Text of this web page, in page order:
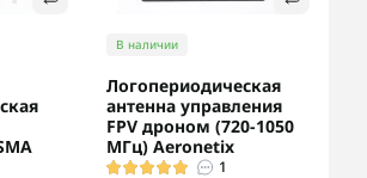
В наличии
Логопериодическая
антенна управления
FPV дроном (720-1050
МГц) Aeronetix
1